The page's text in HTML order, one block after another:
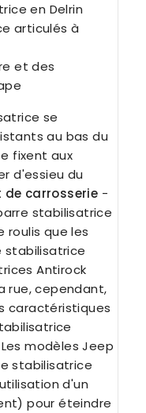
en Delrin
articulés à
et des
se
au bas du
fixent aux
d'essieu du
de carrosserie -
stabilisatrice
roulis que les
stabilisatrice
Antirock
rue, cependant,
caractéristiques
modèles Jeep
stabilisatrice
d'un
pour éteindre